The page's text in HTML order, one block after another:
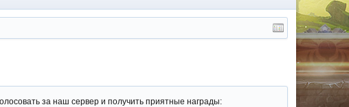
за наш сервер и получить приятные награды: